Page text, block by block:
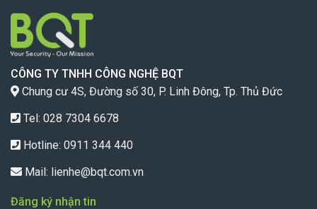
CÔNG TY TNHH CÔNG NGHỆ BQT
Chung cư 4S, Đường số 30, P. Linh Đông, Tp. Thủ Đức
Tel: 028 7304 6678
Hotline: 0911 344 440
Mail: lienhe@bqt.com.vn
Đăng ký nhận tin